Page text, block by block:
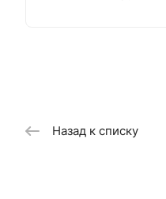
Назад к списку